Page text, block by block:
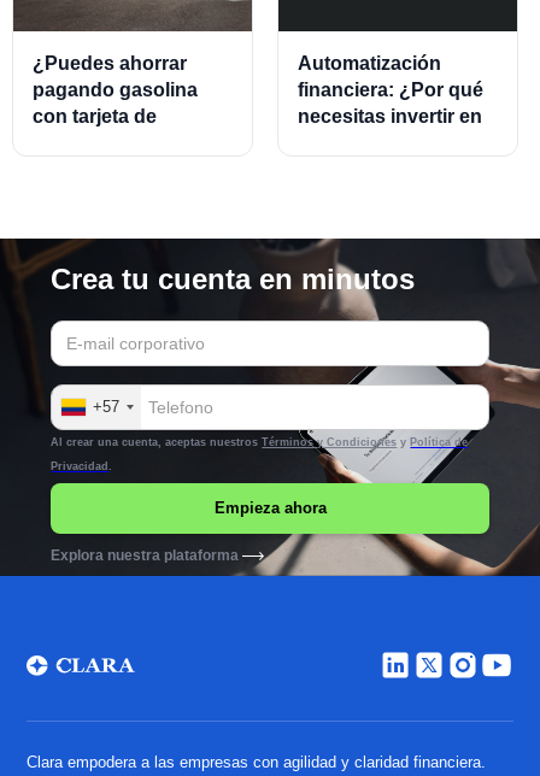
¿Puedes ahorrar
pagando gasolina
con tarjeta de
Automatización
financiera: ¿Por qué
necesitas invertir en
Crea tu cuenta en minutos
+57
Al crear una cuenta, aceptas nuestrosTérminos y Condiciones y Política de
Privacidad.
Explora nuestra plataforma
Clara empodera a las empresas con agilidad y claridad financiera.